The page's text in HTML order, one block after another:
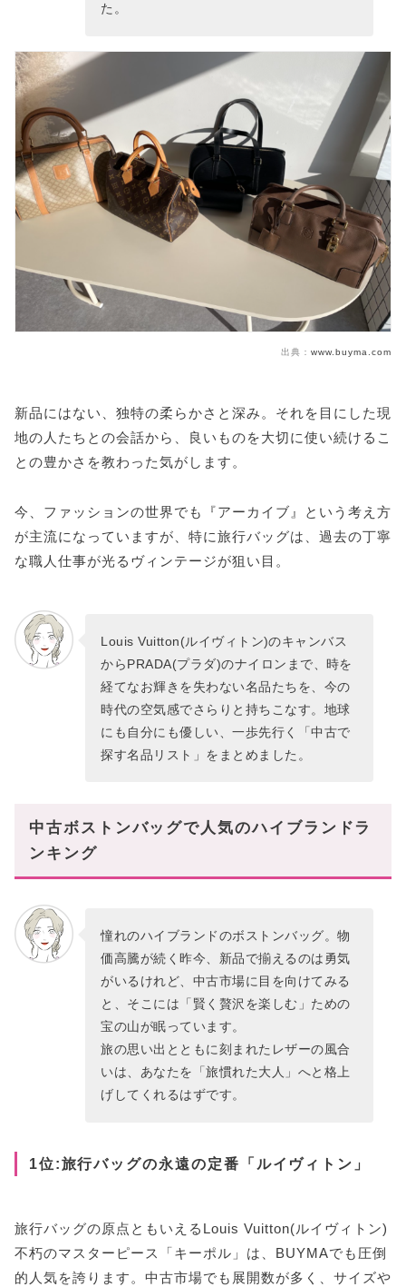
魅力①:価格がリーズナブルなこと!
こと!
魅力③:一期一会の出会いがあること!
魅力④:中古ならではの風合い・質感を楽しめること!
魅力⑤:新品じゃないから神経質にならずガシガシ使え
る
魅力⑥:サスティナブルな選択が出来ること!
“後悔しない”中古ブランドボストンの選び方
選び方①:状態が良いものを選ぶこと!
選び方②:価値が下がりにくいブランドから選ぶこと!
選び方③:特に人気のあるシリーズから中古バッグを選
ぶこと!
た。
出典： www.buyma.com
新品にはない、独特の柔らかさと深み。それを目にした現
地の人たちとの会話から、良いものを大切に使い続けるこ
との豊かさを教わった気がします。
今、ファッションの世界でも『アーカイブ』という考え方
が主流になっていますが、特に旅行バッグは、過去の丁寧
な職人仕事が光るヴィンテージが狙い目。
Louis Vuitton(ルイヴィトン)のキャンバス
からPRADA(プラダ)のナイロンまで、時を
経てなお輝きを失わない名品たちを、今の
時代の空気感でさらりと持ちこなす。地球
にも自分にも優しい、一歩先行く「中古で
探す名品リスト」をまとめました。
中古ボストンバッグで人気のハイブランドラ
ンキング
憧れのハイブランドのボストンバッグ。物
価高騰が続く昨今、新品で揃えるのは勇気
がいるけれど、中古市場に目を向けてみる
と、そこには「賢く贅沢を楽しむ」ための
宝の山が眠っています。
旅の思い出とともに刻まれたレザーの風合
いは、あなたを「旅慣れた大人」へと格上
げしてくれるはずです。
1位:旅行バッグの永遠の定番「ルイヴィトン」
旅行バッグの原点ともいえるLouis Vuitton(ルイヴィトン)
不朽のマスターピース「キーポル」は、BUYMAでも圧倒
的人気を誇ります。中古市場でも展開数が多く、サイズや